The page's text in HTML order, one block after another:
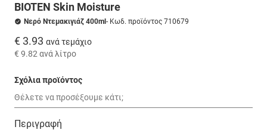
BIOTEN Skin Moisture
Νερό Ντεμακιγιάζ 400ml - Κωδ. προϊόντος 710679
€ 3.93 ανά τεμάχιο
€ 9.82 ανά λίτρο
Σχόλια προϊόντος
Περιγραφή